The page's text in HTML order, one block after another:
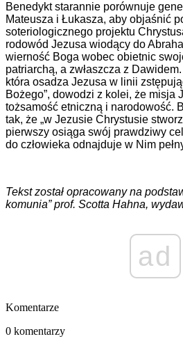
Benedykt starannie porównuje
Mateusza i Łukasza, aby objaśnić
soteriologicznego projektu
rodowód Jezusa wiodący do
wierność Boga wobec obietnic
patriarchą, a zwłaszcza z
która osadza Jezusa w linii
Bożego”, dowodzi z kolei, że misja
tożsamość etniczną i narodowość.
tak, że „w Jezusie Chrystusie
pierwszy osiąga swój prawdziwy
do człowieka odnajduje w Nim
Tekst został opracowany na
komunia” prof. Scotta Hahna,
ad
Komentarze
0 komentarzy